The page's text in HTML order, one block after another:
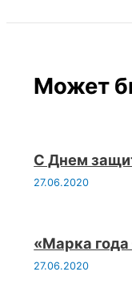
Может
С Днем
27.06.2020
«Марка года
27.06.2020